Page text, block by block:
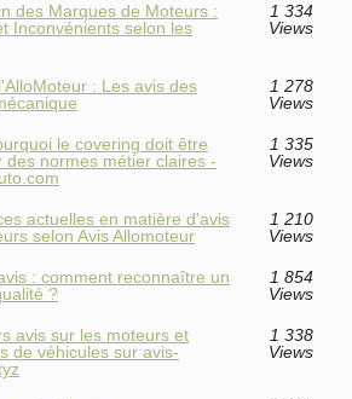
des Marques de Moteurs :
Inconvénients selon les
1 334
Views
: Les avis des
1 278
Views
le covering doit être
des normes métier claires -
1 335
Views
actuelles en matière d'avis
selon Avis Allomoteur
1 210
Views
: comment reconnaître un
?
1 854
Views
avis sur les moteurs et
de véhicules sur avis-
1 338
Views